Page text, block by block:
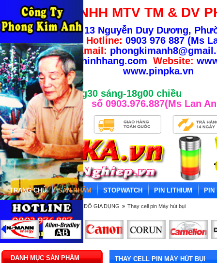
CÔNG TY TNHH MTV TM & DV
Địa chỉ: 13 Nguyễn Duy Dương,
Hotline: 0903 976 887 (Ms
Email:
info@banhangchinhhang.com Website:
www.pinpka.vn
Giờ làm việc từ 8g30 sáng-18g00 chiều
số 0903.976.887(Ms Lan
TRANG CHỦ SẢN PHẨM STOPWATCH PIN LITHIUM PIN
Trang chủ » THAY CELL PIN ĐỒ GIA DỤNG » Thay cell pin Máy hút bụi
DANH MỤC SẢN PHẨM THAY CELL PIN MÁY HÚT BỤI